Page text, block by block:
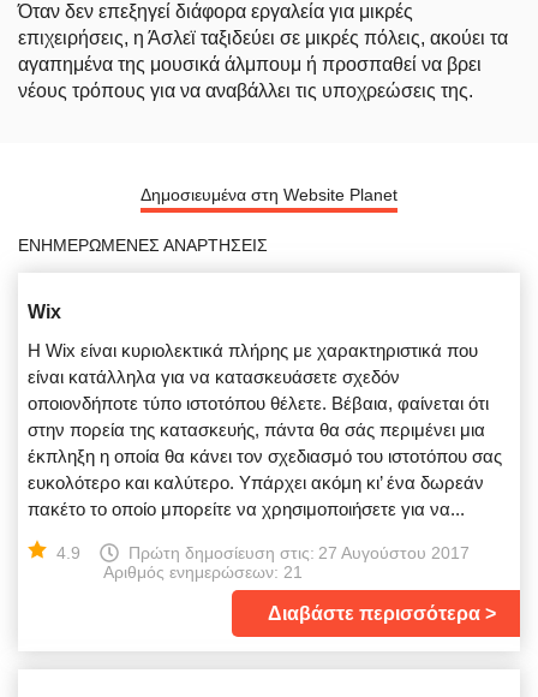
Όταν δεν επεξηγεί διάφορα εργαλεία για μικρές
επιχειρήσεις, η Άσλεϊ ταξιδεύει σε μικρές πόλεις, ακούει τα
αγαπημένα της μουσικά άλμπουμ ή προσπαθεί να βρει
νέους τρόπους για να αναβάλλει τις υποχρεώσεις της.
Δημοσιευμένα στη Website Planet
ΕΝΗΜΕΡΩΜΈΝΕΣ ΑΝΑΡΤΉΣΕΙΣ
Wix
Η Wix είναι κυριολεκτικά πλήρης με χαρακτηριστικά που
είναι κατάλληλα για να κατασκευάσετε σχεδόν
οποιονδήποτε τύπο ιστοτόπου θέλετε. Βέβαια, φαίνεται ότι
στην πορεία της κατασκευής, πάντα θα σάς περιμένει μια
έκπληξη η οποία θα κάνει τον σχεδιασμό του ιστοτόπου σας
ευκολότερο και καλύτερο. Υπάρχει ακόμη κι’ ένα δωρεάν
πακέτο το οποίο μπορείτε να χρησιμοποιήσετε για να...
4.9 Πρώτη δημοσίευση στις: 27 Αυγούστου 2017
Αριθμός ενημερώσεων: 21
Διαβάστε περισσότερα